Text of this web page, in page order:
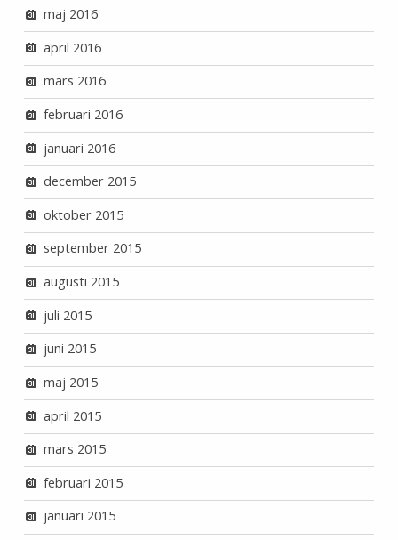
maj 2016
april 2016
mars 2016
februari 2016
januari 2016
december 2015
oktober 2015
september 2015
augusti 2015
juli 2015
juni 2015
maj 2015
april 2015
mars 2015
februari 2015
januari 2015